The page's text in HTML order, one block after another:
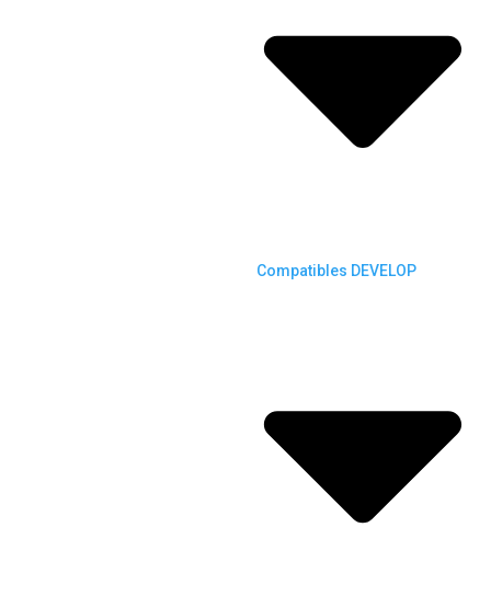
Compatibles DEVELOP